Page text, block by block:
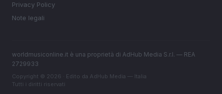
Privacy Policy
Note legali
worldmusiconline.it è una proprietà di AdHub Media S.r.l. — REA
2729933
Copyright © 2026 · Edito da AdHub Media — Italia
Tutti i diritti riservati